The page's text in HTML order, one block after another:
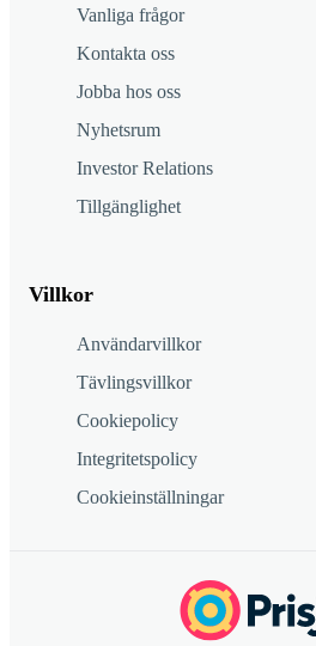
Vanliga frågor
Kontakta oss
Jobba hos oss
Nyhetsrum
Investor Relations
Tillgänglighet
Villkor
Användarvillkor
Tävlingsvillkor
Cookiepolicy
Integritetspolicy
Cookieinställningar